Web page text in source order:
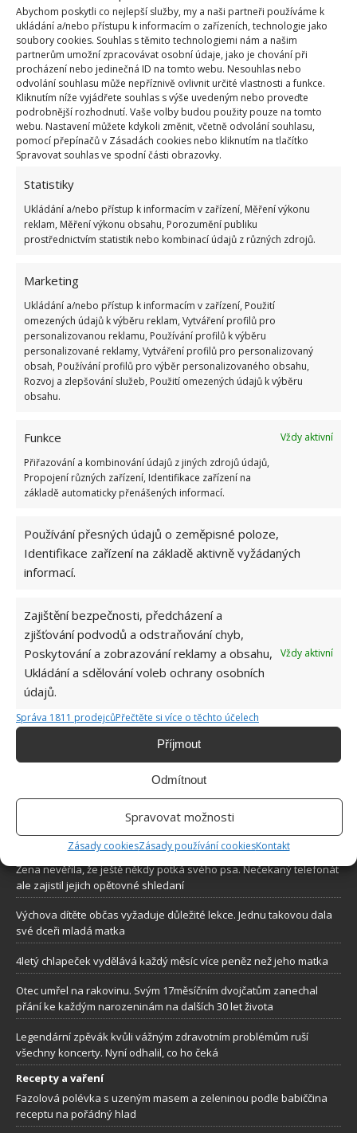
Abychom poskytli co nejlepší služby, my a naši partneři používáme k
ukládání a/nebo přístupu k informacím o zařízeních, technologie jako
soubory cookies. Souhlas s těmito technologiemi nám a našim
partnerům umožní zpracovávat osobní údaje, jako je chování při
procházení nebo jedinečná ID na tomto webu. Nesouhlas nebo
odvolání souhlasu může nepříznivě ovlivnit určité vlastnosti a funkce.
Kliknutím níže vyjádřete souhlas s výše uvedeným nebo proveďte
podrobnější rozhodnutí. Vaše volby budou použity pouze na tomto
webu. Nastavení můžete kdykoli změnit, včetně odvolání souhlasu,
pomocí přepínačů v Zásadách cookies nebo kliknutím na tlačítko
Spravovat souhlas ve spodní části obrazovky.
Statistiky
Ukládání a/nebo přístup k informacím v zařízení, Měření výkonu
reklam, Měření výkonu obsahu, Porozumění publiku
prostřednictvím statistik nebo kombinací údajů z různých zdrojů.
Marketing
Ukládání a/nebo přístup k informacím v zařízení, Použití
omezených údajů k výběru reklam, Vytváření profilů pro
personalizovanou reklamu, Používání profilů k výběru
personalizované reklamy, Vytváření profilů pro personalizovaný
obsah, Používání profilů pro výběr personalizovaného obsahu,
Rozvoj a zlepšování služeb, Použití omezených údajů k výběru
obsahu.
Funkce
Vždy aktivní
Přiřazování a kombinování údajů z jiných zdrojů údajů,
Propojení různých zařízení, Identifikace zařízení na
základě automaticky přenášených informací.
Používání přesných údajů o zeměpisné poloze,
Identifikace zařízení na základě aktivně vyžádaných
informací.
Zajištění bezpečnosti, předcházení a
zjišťování podvodů a odstraňování chyb,
Poskytování a zobrazování reklamy a obsahu,
Ukládání a sdělování voleb ochrany osobních
údajů.
Vždy aktivní
Správa 1811 prodejcůPřečtěte si více o těchto účelech
Příjmout
Odmítnout
Spravovat možnosti
Zásady cookiesZásady používání cookiesKontakt
Kdo je zažil, bez problému získá 12 ze 12 bodů
12.5.2026
Test znalostí o každodenní realitě za
komunismu: 10 retro otázek ukáže, kdo má
dobrý přehled
23.6.2026
6.5.2026
ŽHAVÉ NOVINKY
Mouchy raději poletí o domácnost dále. Kromě
chemikálií je odpudí i citron s hřebíčkem
Díky vhodné přípravě nebudou letní horka
problém. Pomůže i zatemňování a načasované
větrání
8.8.2026
Okurky a kopr se perfektně doplňují na zahradě
i při nakládání. Díky tomuto postupu chutnají
O WEBU
aktuální trendy, praktické rady i inspirativní fotografie najdete na
stránkách internetového magazínuBydlimeutulne.cz.
Lidé a svět
Žena nevěřila, že ještě někdy potká svého psa. Nečekaný telefonát
ale zajistil jejich opětovné shledaní
Výchova dítěte občas vyžaduje důležité lekce. Jednu takovou dala
své dceři mladá matka
4letý chlapeček vydělává každý měsíc více peněz než jeho matka
Otec umřel na rakovinu. Svým 17měsíčním dvojčatům zanechal
přání ke každým narozeninám na dalších 30 let života
Legendární zpěvák kvůli vážným zdravotním problémům ruší
všechny koncerty. Nyní odhalil, co ho čeká
Recepty a vaření
Fazolová polévka s uzeným masem a zeleninou podle babiččina
receptu na pořádný hlad